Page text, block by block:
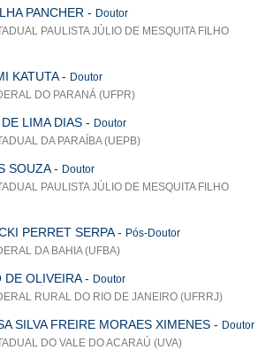
PANCHER - Doutor
PAULISTA JÚLIO DE MESQUITA FILHO
KATUTA- Doutor
DO PARANÁ (UFPR)
LIMA DIAS - Doutor
DA PARAÍBA (UEPB)
SOUZA- Doutor
PAULISTA JÚLIO DE MESQUITA FILHO
PERRET SERPA- Pós-Doutor
DA BAHIA (UFBA)
DE OLIVEIRA- Doutor
RURAL DO RIO DE JANEIRO (UFRRJ)
SILVA FREIRE MORAES XIMENES - Doutor
DO VALE DO ACARAÚ (UVA)